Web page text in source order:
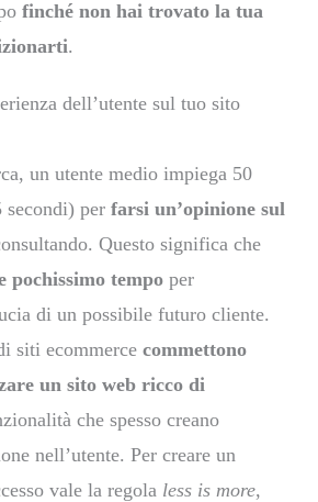
finché non hai trovato la tua
.
dell’utente sul tuo sito
un utente medio impiega 50
secondi) perfarsi un’opinione sul
Questo significa che
pochissimo tempo per
di un possibile futuro cliente.
siti ecommercecommettono
un sito web ricco di
che spesso creano
nell’utente. Per creare un
vale la regola less is more,